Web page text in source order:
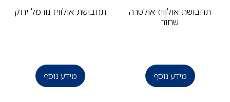
תחבושת אולוויז אולטרה
מידע נוסף
תחבושת אולוויז נורמל ירוק
מידע נוסף